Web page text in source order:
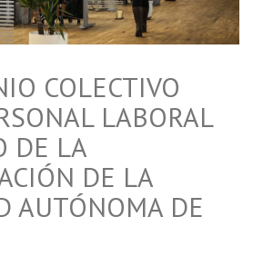
COLECTIVO
LABORAL
DE LA
DE LA
AUTÓNOMA DE